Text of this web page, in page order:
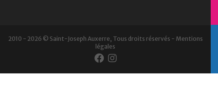
2010 - 2026 © Saint-Joseph Auxerre, Tous droits réservés - Mentions
légales